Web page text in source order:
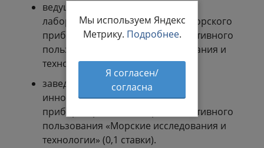
ведущего научного сотрудника
лаборатории инновационного морского
приборостроения Центра коллективного
пользования «Морские исследования и
технологии»;
заведующего лабораторией
инновационного морского
приборостроения Центра коллективного
пользования «Морские исследования и
технологии» (0,1 ставки).
Мы используем Яндекс
Метрику. Подробнее.
Я согласен/
согласна